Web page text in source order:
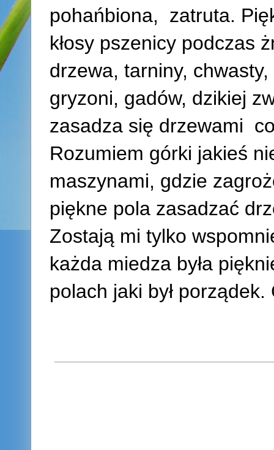
pohańbiona, zatruta.
kłosy pszenicy podczas
drzewa, tarniny,
gryzoni, gadów, dzikiej
zasadza się drzewami
Rozumiem górki jakieś
maszynami, gdzie
piękne pola zasadzać
Zostają mi tylko
każda miedza była
polach jaki był